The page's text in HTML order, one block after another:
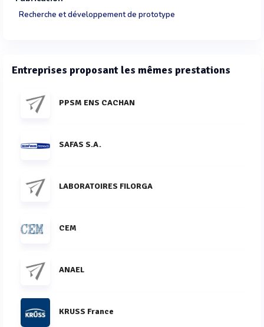
Recherche et développement de prototype
Entreprises proposant les mêmes prestations
PPSM ENS CACHAN
SAFAS S.A.
LABORATOIRES FILORGA
CEM
ANAEL
KRUSS France